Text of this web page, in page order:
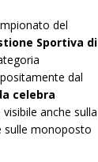
del
Sportiva di
dal
celebra
anche sulla
sulle monoposto